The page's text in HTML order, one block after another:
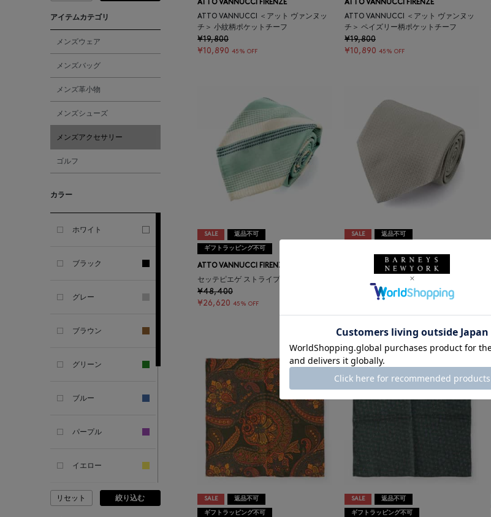
AESOP
ALBERT THURSTON
ALESSANDRO
SANDAL
ANDERSONS
ANTIPAST
アイテムカテゴリ
メンズウェア
メンズバッグ
メンズ革小物
メンズシューズ
メンズアクセサリー
ゴルフ
カラー
ホワイト
ブラック
グレー
ブラウン
グリーン
ブルー
パープル
イエロー
ピンク
リセット 絞り込む
ATTO VANNUCCI FIRENZE
ATTO VANNUCCI ＜アット ヴァンヌッ
チ＞ 小紋柄ポケットチーフ
¥19,800
¥10,890 45% OFF
ATTO VANNUCCI FIRENZE
ATTO VANNUCCI ＜アット ヴァンヌッ
チ＞ ペイズリー柄ポケットチーフ
¥19,800
¥10,890 45% OFF
SALE 返品不可
ギフトラッピング不可
ATTO VANNUCCI FIRENZE
セッテピエゲ ストライプ柄タイ
¥48,400
¥26,620 45% OFF
SALE 返品不可
ATTO VANNUCCI FIRENZE
バーニーズ ニューヨーク限定ジャカー
¥21,780 45% OFF
SALE 返品不可
ギフトラッピング不可
SALE 返品不可
ギフトラッピング不可